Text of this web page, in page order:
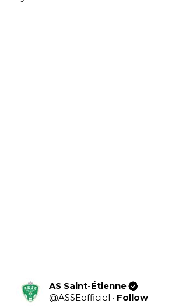
AS Saint-Étienne
@ASSEofficiel · Follow